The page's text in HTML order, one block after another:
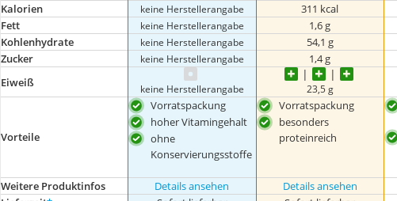
Kalorien
keine Herstellerangabe 311 kcal
Fett
keine Herstellerangabe 1,6 g
Kohlenhydrate
keine Herstellerangabe 54,1 g
Zucker
keine Herstellerangabe 1,4 g
Eiweiß
keine Herstellerangabe 23,5 g
Vorteile
Vorratspackung
hoher Vitamingehalt
ohne
Konservierungsstoffe
Vorratspackung
besonders
proteinreich
Weitere Produktinfos Details ansehen Details ansehen